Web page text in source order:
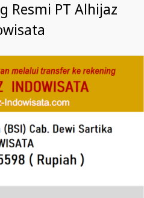
Resmi PT Alhijaz